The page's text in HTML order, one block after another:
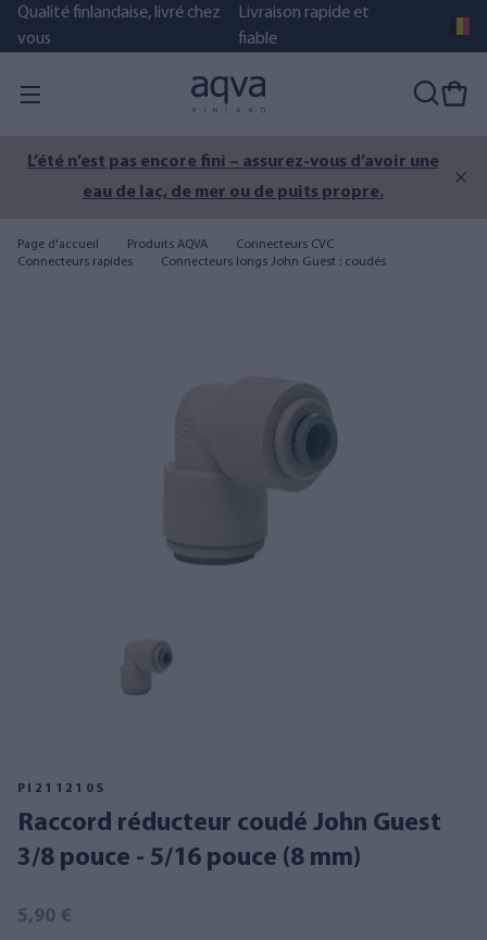
Qualité finlandaise, livré chez
vous
Livraison rapide et
fiable
L’été n’est pas encore fini – assurez-vous d’avoir une
eau de lac, de mer ou de puits propre.
Page d'accueil Produits AQVA
Connecteurs CVC
Connecteurs rapides
Connecteurs longs John Guest : coudés
PI211210S
Raccord réducteur coudé John Guest
3/8 pouce - 5/16 pouce (8 mm)
5,90 €